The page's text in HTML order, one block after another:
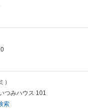
）
つみハウス 101
索